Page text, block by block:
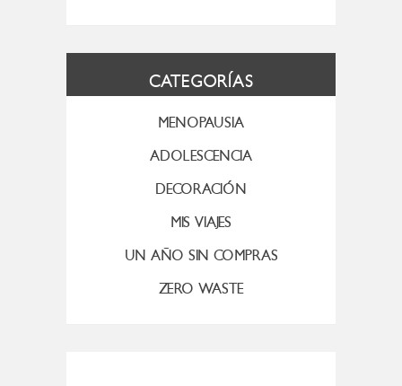
CATEGORÍAS
MENOPAUSIA
ADOLESCENCIA
DECORACIÓN
MIS VIAJES
UN AÑO SIN COMPRAS
ZERO WASTE